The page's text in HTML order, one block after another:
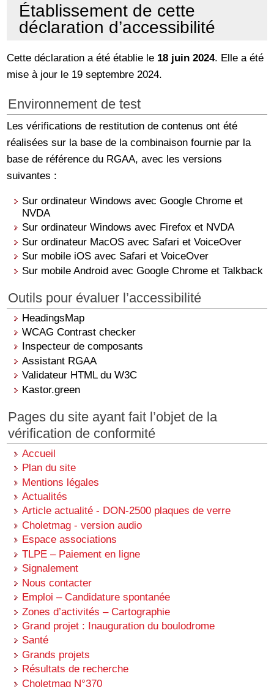
Établissement de cette
déclaration d’accessibilité
Cette déclaration a été établie le 18 juin 2024. Elle a été
mise à jour le 19 septembre 2024.
Environnement de test
Les vérifications de restitution de contenus ont été
réalisées sur la base de la combinaison fournie par la
base de référence du RGAA, avec les versions
suivantes :
Sur ordinateur Windows avec Google Chrome et
NVDA
Sur ordinateur Windows avec Firefox et NVDA
Sur ordinateur MacOS avec Safari et VoiceOver
Sur mobile iOS avec Safari et VoiceOver
Sur mobile Android avec Google Chrome et Talkback
Outils pour évaluer l’accessibilité
HeadingsMap
WCAG Contrast checker
Inspecteur de composants
Assistant RGAA
Validateur HTML du W3C
Kastor.green
Pages du site ayant fait l’objet de la
vérification de conformité
Accueil
Plan du site
Mentions légales
Actualités
Article actualité - DON-2500 plaques de verre
Choletmag - version audio
Espace associations
TLPE – Paiement en ligne
Signalement
Nous contacter
Emploi – Candidature spontanée
Zones d’activités – Cartographie
Grand projet : Inauguration du boulodrome
Santé
Grands projets
Résultats de recherche
Choletmag N°370